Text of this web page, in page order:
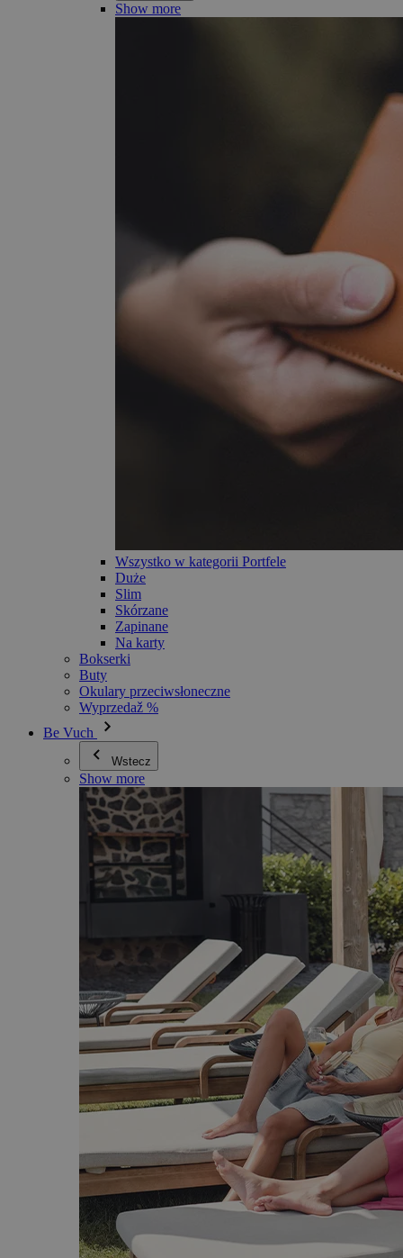
Show more
Wszystko w kategorii Portfele
Duże
Slim
Skórzane
Zapinane
Na karty
Bokserki
Buty
Okulary przeciwsłoneczne
Wyprzedaž %
Be Vuch
Wstecz
Show more